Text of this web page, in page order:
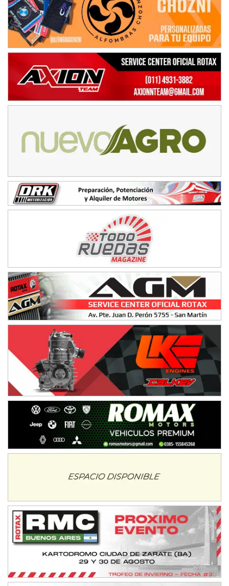
NORESTE SANTAFESINO - F6
Ciudad de Avellaneda (Asfalto)
Avellaneda (Santa Fe)
SUR SANTAFESINO - F4
José Samuel Sánchez (Tierra)
TUCUMANO - F5
El Timbó (Tucumán)